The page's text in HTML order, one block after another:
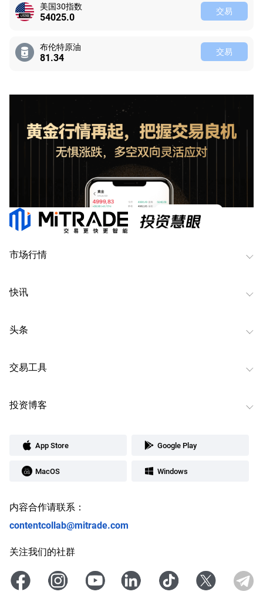
美国30指数
54025.0 交易
布伦特原油
81.34 交易
市场行情
快讯
头条
交易工具
投资博客
App Store Google Play
MacOS Windows
内容合作请联系：
contentcollab@mitrade.com
关注我们的社群